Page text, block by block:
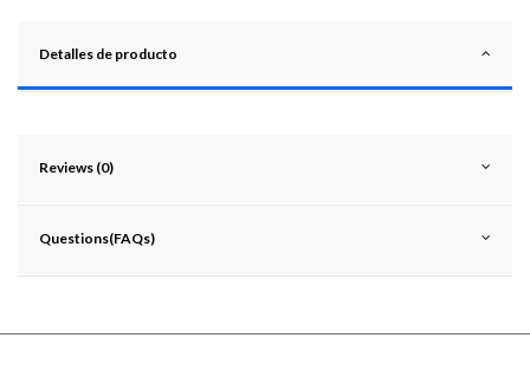
Detalles de producto
Reviews (0)
Questions(FAQs)